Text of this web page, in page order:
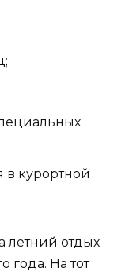
курортной
летний отдых
года. На тот